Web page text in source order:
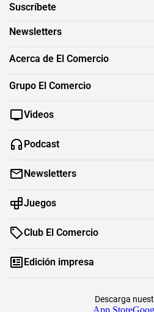
Suscríbete
Newsletters
Acerca de El Comercio
Grupo El Comercio
Videos
Podcast
Newsletters
Juegos
Club El Comercio
Edición impresa
Descarga
App Store